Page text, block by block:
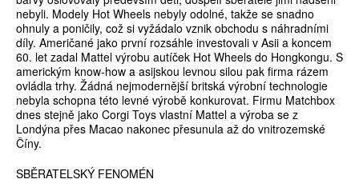
nebyli. Modely Hot Wheels nebyly odolné, takže se snadno
ohnuly a poničily, což si vyžádalo vznik obchodu s náhradními
díly. Američané jako první rozsáhle investovali v Asii a koncem
60. let zadal Mattel výrobu autíček Hot Wheels do Hongkongu. S
americkým know-how a asijskou levnou silou pak firma rázem
ovládla trhy. Žádná nejmodernější britská výrobní technologie
nebyla schopna této levné výrobě konkurovat. Firmu Matchbox
dnes stejně jako Corgi Toys vlastní Mattel a výroba se z
Londýna přes Macao nakonec přesunula až do vnitrozemské
Číny.
SBĚRATELSKÝ FENOMÉN